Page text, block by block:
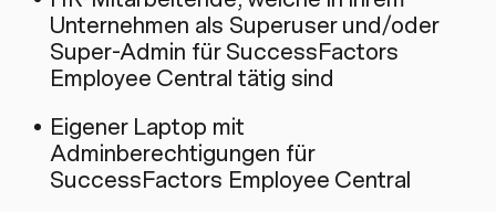
Unternehmen als Superuser und/oder
Super-Admin für SuccessFactors
Employee Central tätig sind
Eigener Laptop mit
Adminberechtigungen für
SuccessFactors Employee Central